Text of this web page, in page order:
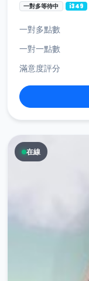
一對多等待中 i349
一對多點數
一對一點數
滿意度評分
在線